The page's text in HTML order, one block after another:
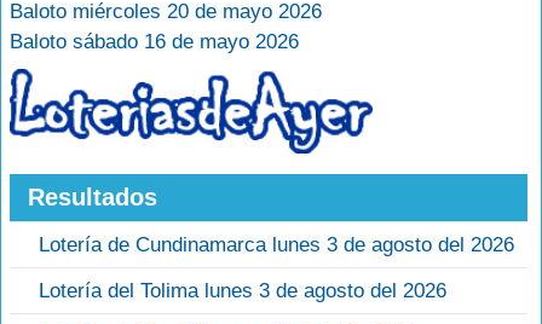
Baloto miércoles 20 de mayo 2026
Baloto sábado 16 de mayo 2026
Resultados
Lotería de Cundinamarca lunes 3 de agosto del 2026
Lotería del Tolima lunes 3 de agosto del 2026